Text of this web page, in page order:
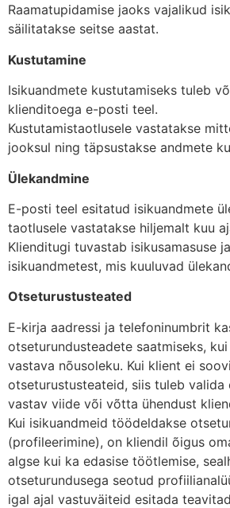
Raamatupidamise jaoks vajalikud
säilitatakse seitse aastat.
Kustutamine
Isikuandmete kustutamiseks tuleb
klienditoega e-posti teel.
Kustutamistaotlusele vastatakse
jooksul ning täpsustakse andmete
Ülekandmine
E-posti teel esitatud isikuandmete
taotlusele vastatakse hiljemalt kuu
Klienditugi tuvastab isikusamasuse
isikuandmetest, mis kuuluvad
Otseturustusteated
E-kirja aadressi ja telefoninumbrit
otseturundusteadete saatmiseks,
vastava nõusoleku. Kui klient ei
otseturustusteateid, siis tuleb valida
vastav viide või võtta ühendust
Kui isikuandmeid töödeldakse
(profileerimine), on kliendil õigus
algse kui ka edasise töötlemise,
otseturundusega seotud
igal ajal vastuväiteid esitada